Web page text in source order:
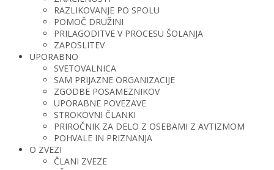
RAZLIKOVANJE PO SPOLU
POMOČ DRUŽINI
PRILAGODITVE V PROCESU ŠOLANJA
ZAPOSLITEV
UPORABNO
SVETOVALNICA
SAM PRIJAZNE ORGANIZACIJE
ZGODBE POSAMEZNIKOV
UPORABNE POVEZAVE
STROKOVNI ČLANKI
PRIROČNIK ZA DELO Z OSEBAMI Z AVTIZMOM
POHVALE IN PRIZNANJA
O ZVEZI
ČLANI ZVEZE